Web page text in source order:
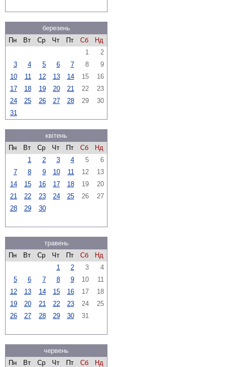
березень
Пн
Вт Ср Чт Пт Сб
Нд
1
2
3
4 5 6 7 8
9
10
11 12 13 14 15
16
17
18 19 20 21 22
23
24
25 26 27 28 29
30
31
квітень
Пн
Вт Ср Чт Пт Сб
Нд
1
2 3 4 5
6
7
8 9 10 11 12
13
14
15 16 17 18 19
20
21
22 23 24 25 26
27
28
29 30
травень
Пн
Вт Ср Чт Пт Сб
Нд
1
2 3
4
5
6 7 8 9 10
11
12
13 14 15 16 17
18
19
20 21 22 23 24
25
26
27 28 29 30 31
червень
Пн
Вт Ср Чт Пт Сб
Нд